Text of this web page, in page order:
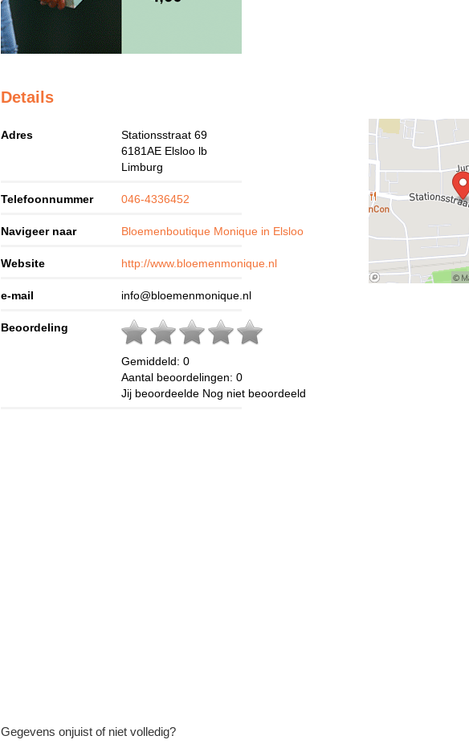
Details
Adres
Stationsstraat 69
6181AE Elsloo lb
Limburg
Telefoonnummer 046-4336452
Navigeer naar Bloemenboutique Monique in Elsloo
Website http://www.bloemenmonique.nl
e-mail info@bloemenmonique.nl
Beoordeling
Gemiddeld:0
Aantal beoordelingen:0
Jij beoordeelde Nog niet beoordeeld
Gegevens onjuist of niet volledig?